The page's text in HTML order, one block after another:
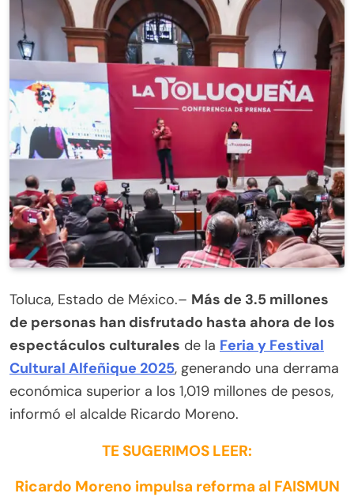
Toluca, Estado de México.– Más de 3.5 millones
de personas han disfrutado hasta ahora de los
espectáculos culturales de la Feria y Festival
Cultural Alfeñique 2025, generando una derrama
económica superior a los 1,019 millones de pesos,
informó el alcalde Ricardo Moreno.
TE SUGERIMOS LEER:
Ricardo Moreno impulsa reforma al FAISMUN